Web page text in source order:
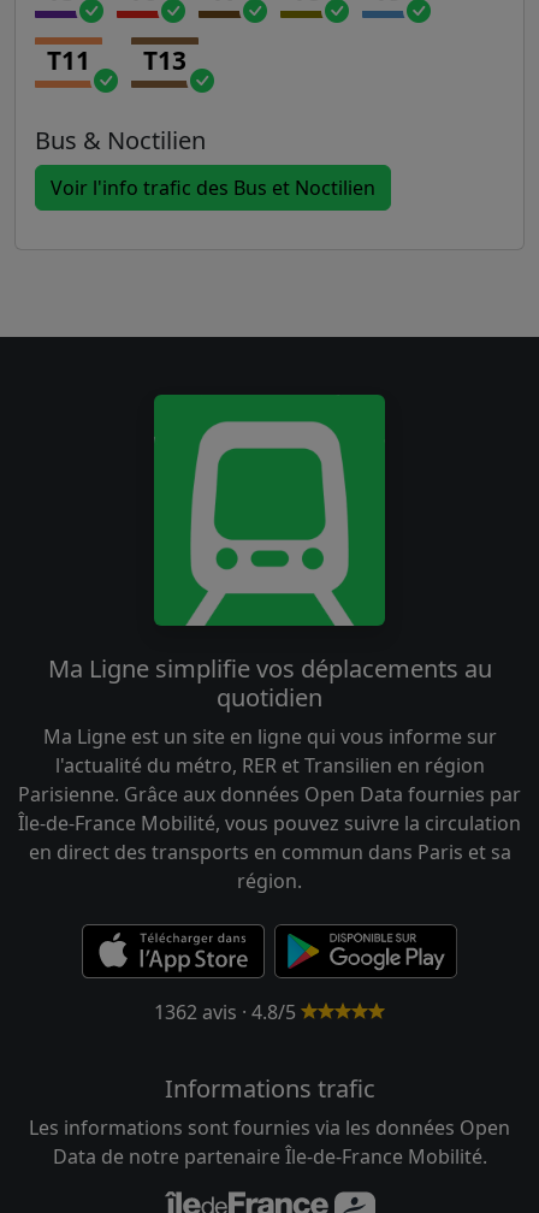
T11 T13
Bus & Noctilien
Voir l'info trafic des Bus et Noctilien
Ma Ligne simplifie vos déplacements au
quotidien
Ma Ligne est un site en ligne qui vous informe sur
l'actualité du métro, RER et Transilien en région
Parisienne. Grâce aux données Open Data fournies par
Île-de-France Mobilité, vous pouvez suivre la circulation
en direct des transports en commun dans Paris et sa
région.
1362 avis · 4.8/5
Informations trafic
Les informations sont fournies via les données Open
Data de notre partenaire Île-de-France Mobilité.